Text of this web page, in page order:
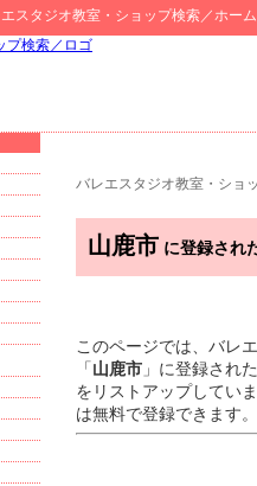
スタジオ教室・ショップ検索／ホー
バレエスタジオ教室・ショ
山鹿市 に登録され
このページでは、バレ
「山鹿市 」に登録された
をリストアップしてい
は無料で登録できます